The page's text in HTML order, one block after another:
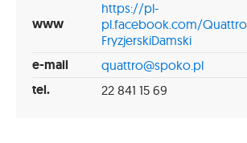
www
https://pl-
pl.facebook.com/
FryzjerskiDamski
e-mail quattro@spoko.pl
tel. 22 841 15 69